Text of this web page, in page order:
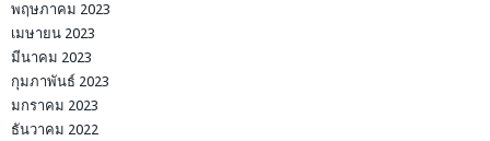
พฤษภาคม 2023
เมษายน 2023
มีนาคม 2023
กุมภาพันธ์ 2023
มกราคม 2023
ธันวาคม 2022